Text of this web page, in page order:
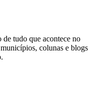
tudo que acontece no
colunas e blogs